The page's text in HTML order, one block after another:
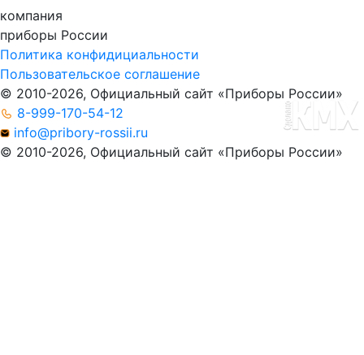
компания
приборы России
Политика конфидициальности
Пользовательское соглашение
© 2010-2026, Официальный сайт «Приборы России»
8-999-170-54-12
info@pribory-rossii.ru
© 2010-2026, Официальный сайт «Приборы России»